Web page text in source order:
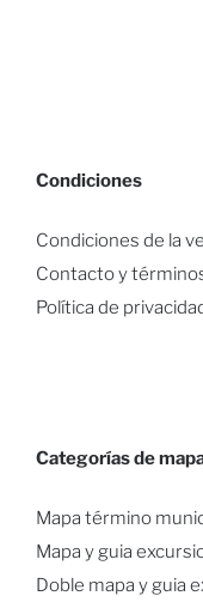
Condiciones
Condiciones de la
Contacto y
Política de
Categorías de
Mapa término
Mapa y guia
Doble mapa y guia